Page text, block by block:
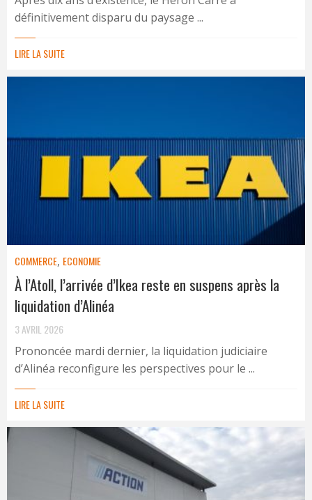
définitivement disparu du paysage ...
LIRE LA SUITE
COMMERCE, ECONOMIE
À l’Atoll, l’arrivée d’Ikea reste en suspens après la
liquidation d’Alinéa
3 AVRIL 2026
Prononcée mardi dernier, la liquidation judiciaire
d’Alinéa reconfigure les perspectives pour le ...
LIRE LA SUITE